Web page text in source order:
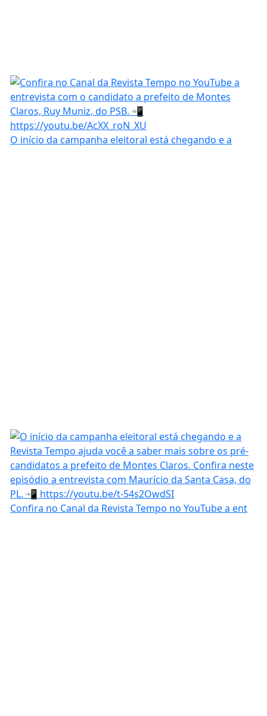
O início da campanha eleitoral está chegando e a
Confira no Canal da Revista Tempo no YouTube a ent